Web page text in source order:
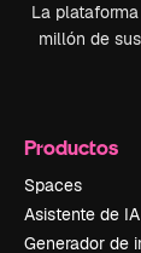
La
millón de
Productos
Spaces
Asistente de IA
Generador de